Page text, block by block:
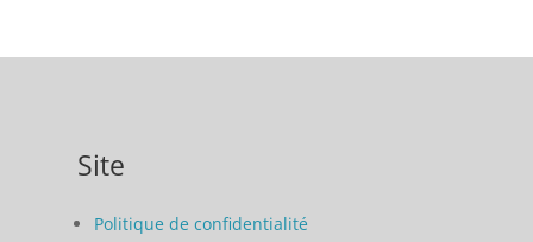
Site
Politique de confidentialité